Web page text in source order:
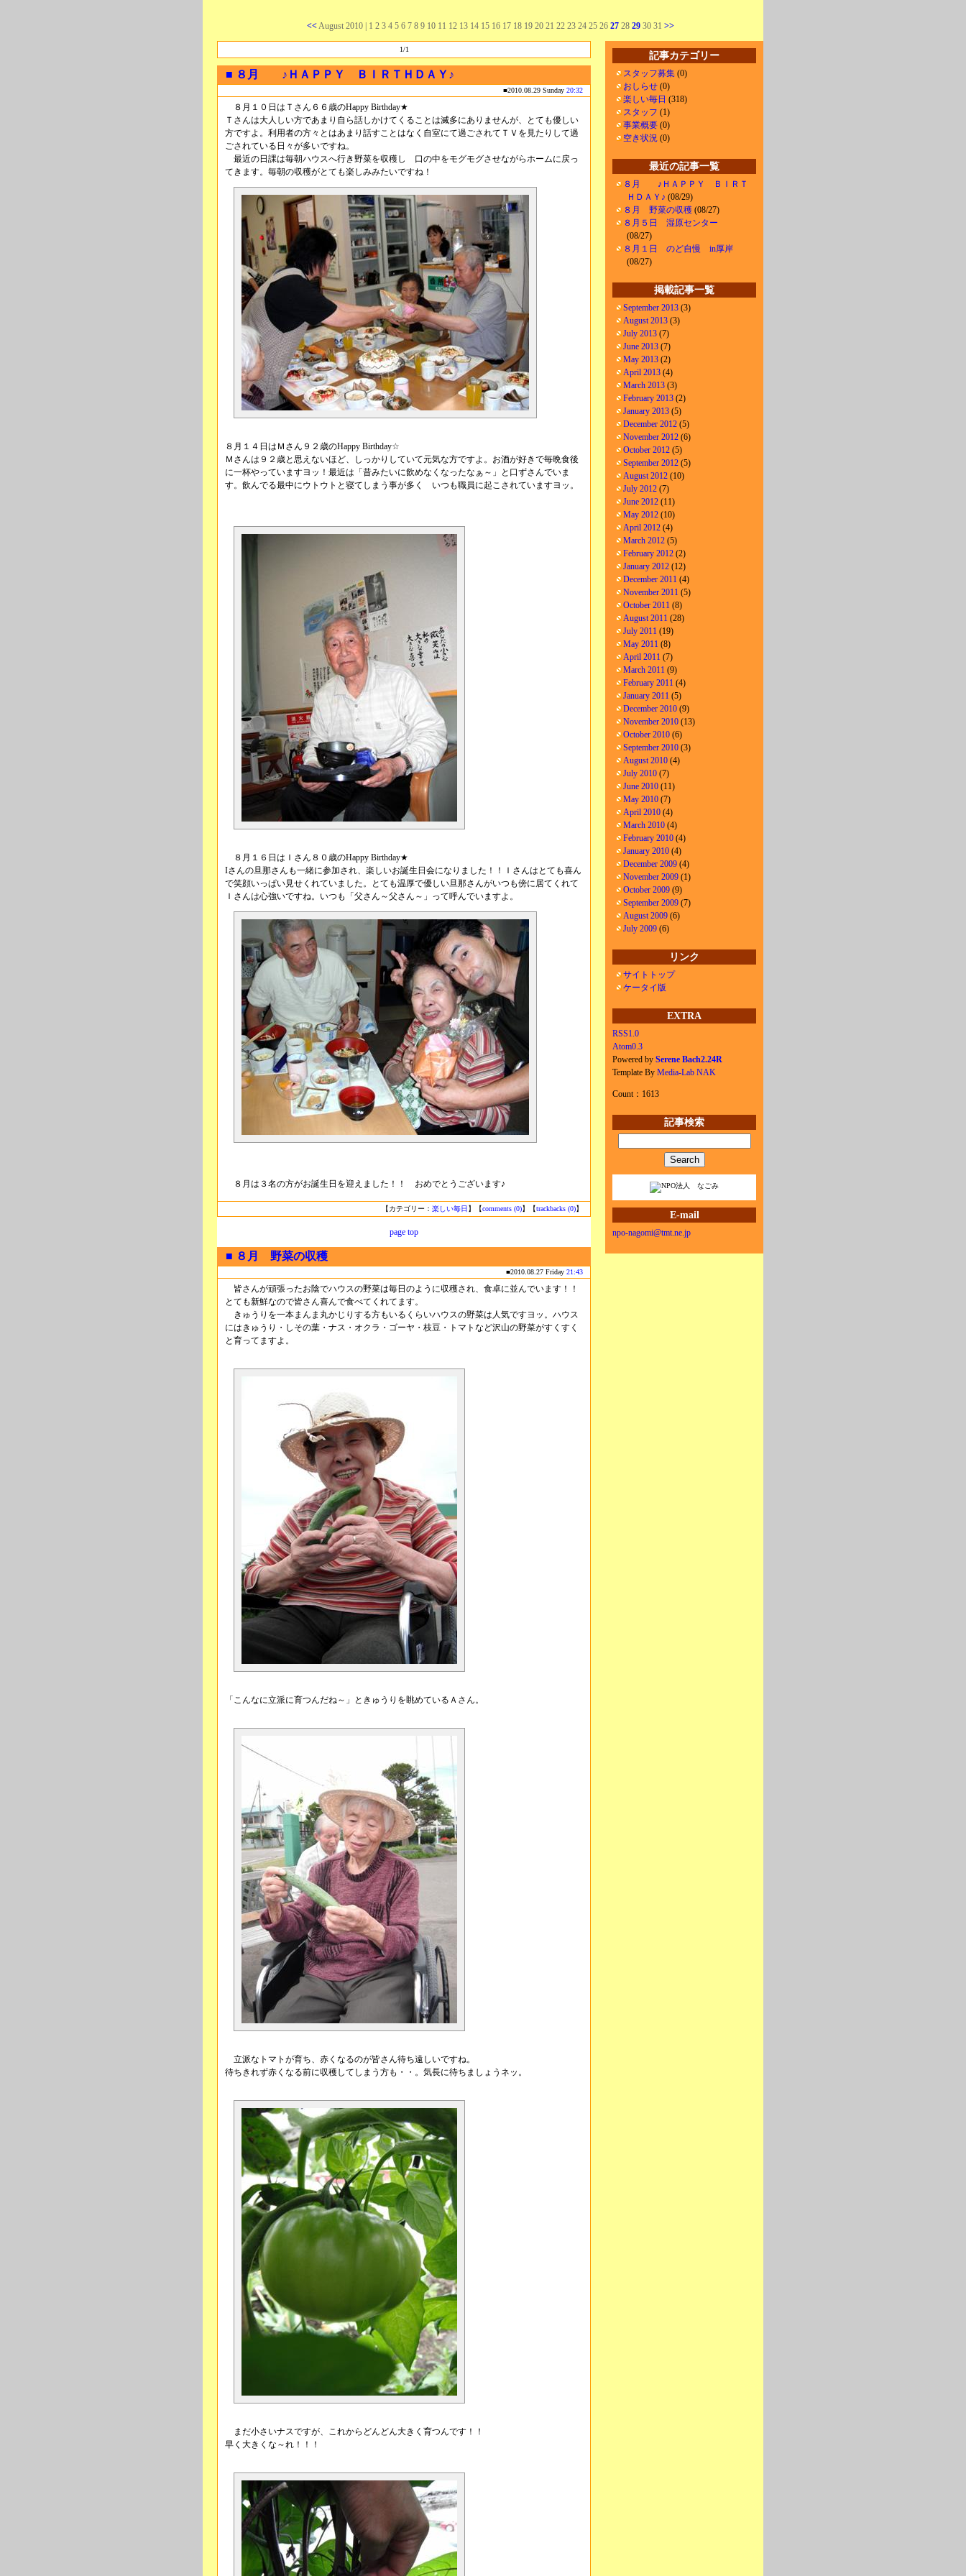
<<August 2010| 1 2 3 4 5 6 7 8 9 10 11 12 13 14 15 16 17 18 19 20 21 22 23 24 25 26 2728 2930 31 >>
1/1
■ ８月 ♪ＨＡＰＰＹ ＢＩＲＴＨＤＡＹ♪
■2010.08.29 Sunday 20:32
８月１０日はＴさん６６歳のHappy Birthday★
Ｔさんは大人しい方であまり自ら話しかけてくることは滅多にありませんが、とても優しい
方ですよ。利用者の方々とはあまり話すことはなく自室にて過ごされてＴＶを見たりして過
ごされている日々が多いですね。
最近の日課は毎朝ハウスへ行き野菜を収穫し 口の中をモグモグさせながらホームに戻っ
てきます。毎朝の収穫がとても楽しみみたいですね！
８月１４日はＭさん９２歳のHappy Birthday☆
Ｍさんは９２歳と思えないほど、しっかりしていて元気な方ですよ。お酒が好きで毎晩食後
に一杯やっていますヨッ！最近は「昔みたいに飲めなくなったなぁ～」と口ずさんでいま
す。飲んでる最中にウトウトと寝てしまう事が多く いつも職員に起こされていますヨッ。
８月１６日はＩさん８０歳のHappy Birthday★
Iさんの旦那さんも一緒に参加され、楽しいお誕生日会になりました！！Ｉさんはとても喜ん
で笑顔いっぱい見せくれていました。とても温厚で優しい旦那さんがいつも傍に居てくれて
Ｉさんは心強いですね。いつも「父さん～父さん～」って呼んでいますよ。
８月は３名の方がお誕生日を迎えました！！ おめでとうございます♪
【カテゴリー： 楽しい毎日 】【comments (0)】【trackbacks (0)】
page top
■ ８月 野菜の収穫
■2010.08.27 Friday 21:43
皆さんが頑張ったお陰でハウスの野菜は毎日のように収穫され、食卓に並んでいます！！
とても新鮮なので皆さん喜んで食べてくれてます。
きゅうりを一本まんま丸かじりする方もいるくらいハウスの野菜は人気ですヨッ。ハウス
にはきゅうり・しその葉・ナス・オクラ・ゴーヤ・枝豆・トマトなど沢山の野菜がすくすく
と育ってますよ。
「こんなに立派に育つんだね～」ときゅうりを眺めているＡさん。
立派なトマトが育ち、赤くなるのが皆さん待ち遠しいですね。
待ちきれず赤くなる前に収穫してしまう方も・・。気長に待ちましょうネッ。
まだ小さいナスですが、これからどんどん大きく育つんです！！
早く大きくな～れ！！！
記事カテゴリー
スタッフ募集 (0)
おしらせ (0)
楽しい毎日 (318)
スタッフ (1)
事業概要 (0)
空き状況 (0)
最近の記事一覧
８月 ♪ＨＡＰＰＹ ＢＩＲＴ
ＨＤＡＹ♪ (08/29)
８月 野菜の収穫 (08/27)
８月５日 湿原センター
(08/27)
８月１日 のど自慢 in厚岸
(08/27)
掲載記事一覧
September 2013 (3)
August 2013 (3)
July 2013 (7)
June 2013 (7)
May 2013 (2)
April 2013 (4)
March 2013 (3)
February 2013 (2)
January 2013 (5)
December 2012 (5)
November 2012 (6)
October 2012 (5)
September 2012 (5)
August 2012 (10)
July 2012 (7)
June 2012 (11)
May 2012 (10)
April 2012 (4)
March 2012 (5)
February 2012 (2)
January 2012 (12)
December 2011 (4)
November 2011 (5)
October 2011 (8)
August 2011 (28)
July 2011 (19)
May 2011 (8)
April 2011 (7)
March 2011 (9)
February 2011 (4)
January 2011 (5)
December 2010 (9)
November 2010 (13)
October 2010 (6)
September 2010 (3)
August 2010 (4)
July 2010 (7)
June 2010 (11)
May 2010 (7)
April 2010 (4)
March 2010 (4)
February 2010 (4)
January 2010 (4)
December 2009 (4)
November 2009 (1)
October 2009 (9)
September 2009 (7)
August 2009 (6)
July 2009 (6)
リンク
サイトトップ
ケータイ版
EXTRA
RSS1.0
Atom0.3
Powered by Serene Bach2.24R
Template By Media-Lab NAK
Count： 1613
記事検索
E-mail
npo-nagomi@tmt.ne.jp